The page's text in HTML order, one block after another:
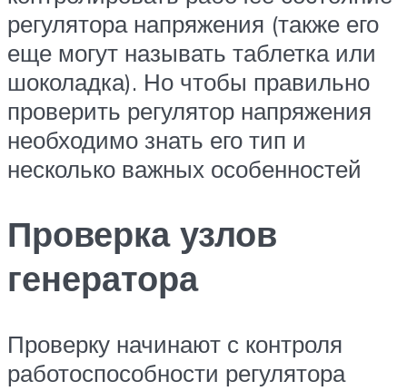
регулятора напряжения (также его
еще могут называть таблетка или
шоколадка). Но чтобы правильно
проверить регулятор напряжения
необходимо знать его тип и
несколько важных особенностей
Проверка узлов
генератора
Проверку начинают с контроля
работоспособности регулятора